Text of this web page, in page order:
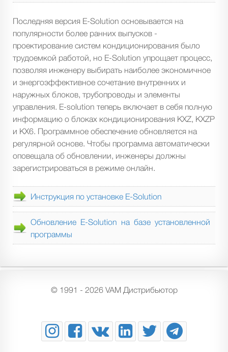
Последняя версия E-Solution основывается на
популярности более ранних выпусков -
проектирование систем кондиционирования было
трудоемкой работой, но E-Solution упрощает процесс,
позволяя инженеру выбирать наиболее экономичное
и энергоэффективное сочетание внутренних и
наружных блоков, трубопроводы и элементы
управления. E-solution теперь включает в себя полную
информацию о блоках кондиционирования KXZ, KXZP
и KX6. Программное обеспечение обновляется на
регулярной основе. Чтобы программа автоматически
оповещала об обновлении, инженеры должны
зарегистрироваться в режиме онлайн.
Инструкция по установке E-Solution
Обновление E-Solution на базе установленной
программы
© 1991 - 2026 VAM Дистрибьютор